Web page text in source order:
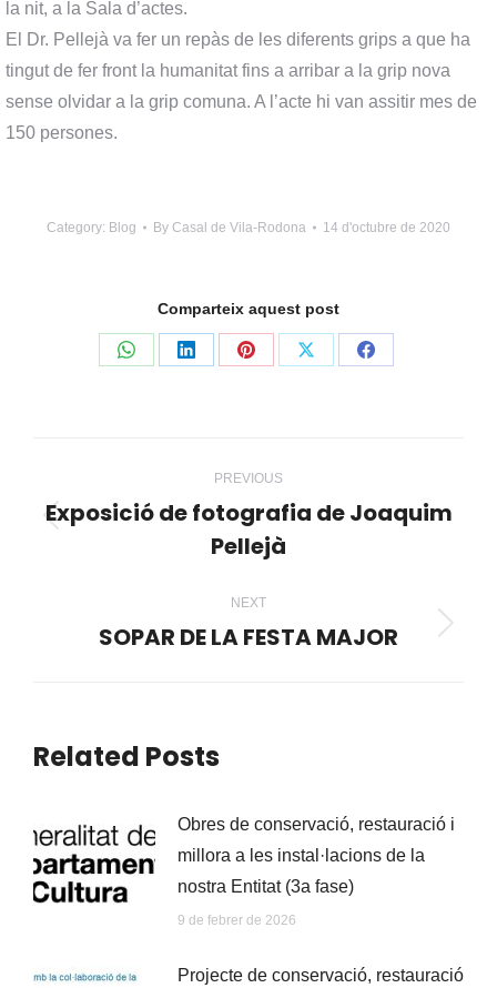
la nit, a la Sala d’actes.
El Dr. Pellejà va fer un repàs de les diferents grips a que ha
tingut de fer front la humanitat fins a arribar a la grip nova
sense olvidar a la grip comuna. A l’acte hi van assitir mes de
150 persones.
Category: Blog By Casal de Vila-Rodona 14 d'octubre de 2020
Comparteix aquest post
Share
Share
Share
Share
Share
navigation
PREVIOUS
Previous
post:
Exposició de fotografia de Joaquim
Pellejà
NEXT
Next
SOPAR DE LA FESTA MAJOR
Related Posts
Obres de conservació, restauració i
millora a les instal·lacions de la
nostra Entitat (3a fase)
9 de febrer de 2026
Projecte de conservació, restauració